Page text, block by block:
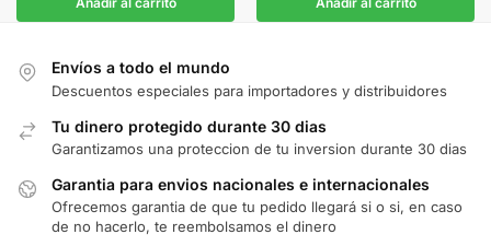
Envíos a todo el mundo
Descuentos especiales para importadores y distribuidores
Tu dinero protegido durante 30 dias
Garantizamos una proteccion de tu inversion durante 30 dias
Garantia para envios nacionales e internacionales
Ofrecemos garantia de que tu pedido llegará si o si, en caso
de no hacerlo, te reembolsamos el dinero